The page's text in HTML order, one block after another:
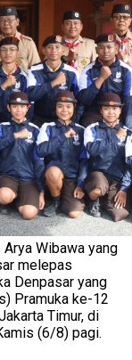
Arya Wibawa yang
melepas
Denpasar yang
Pramuka ke-12
Timur, di
(6/8) pagi.